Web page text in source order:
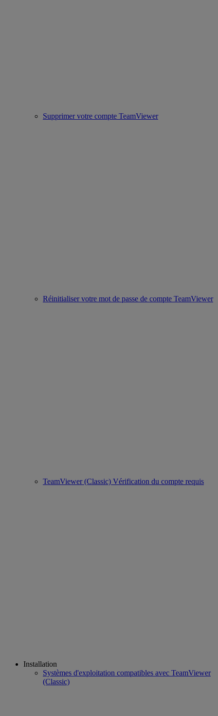
Supprimer votre compte TeamViewer
Réinitialiser votre mot de passe de compte TeamViewer
TeamViewer (Classic) Vérification du compte requis
Installation
Systèmes d'exploitation compatibles avec TeamViewer
(Classic)